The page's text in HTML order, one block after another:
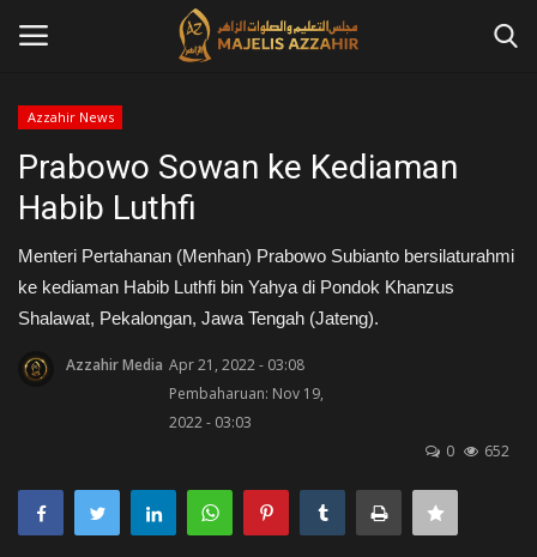
Home
Contact
Azzahir News
Kajian Islam
Azzahir News
Prabowo Sowan ke Kediaman
Habib Luthfi
Menteri Pertahanan (Menhan) Prabowo Subianto bersilaturahmi
ke kediaman Habib Luthfi bin Yahya di Pondok Khanzus
Shalawat, Pekalongan, Jawa Tengah (Jateng).
Azzahir Media Apr 21, 2022 - 03:08
Pembaharuan: Nov 19,
2022 - 03:03
0
652